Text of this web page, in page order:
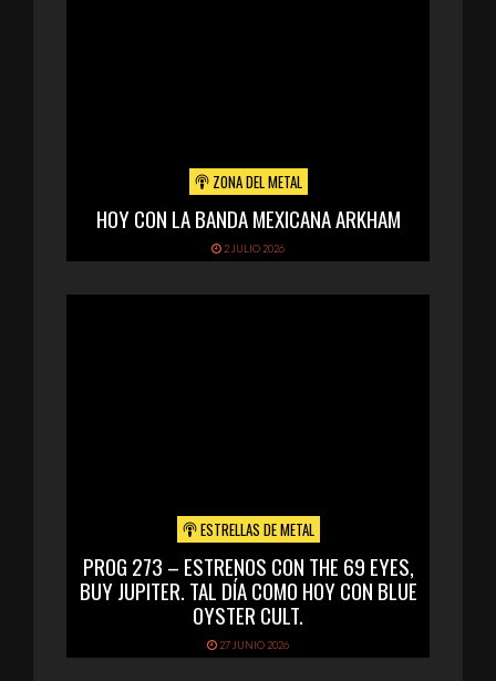
ZONA DEL METAL
HOY CON LA BANDA MEXICANA ARKHAM
2 JULIO 2026
ESTRELLAS DE METAL
PROG 273 – ESTRENOS CON THE 69 EYES,
BUY JUPITER. TAL DÍA COMO HOY CON BLUE
OYSTER CULT.
27 JUNIO 2026